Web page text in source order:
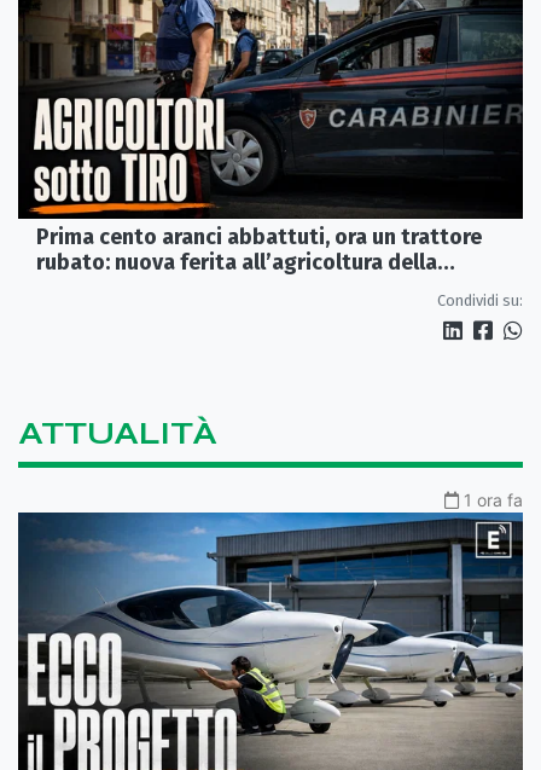
Prima cento aranci abbattuti, ora un trattore
rubato: nuova ferita all’agricoltura della
Condividi su:
ATTUALITÀ
1 ora fa